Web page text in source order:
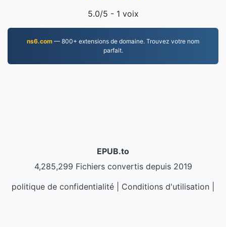
5.0/5 - 1 voix
ns6.com — 800+ extensions de domaine. Trouvez votre nom
parfait.
EPUB.to
4,285,299 Fichiers convertis depuis 2019
politique de confidentialité
Conditions d'utilisation